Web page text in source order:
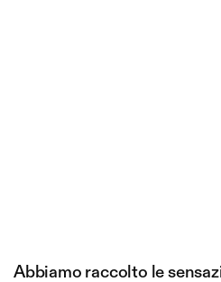
Abbiamo raccolto le